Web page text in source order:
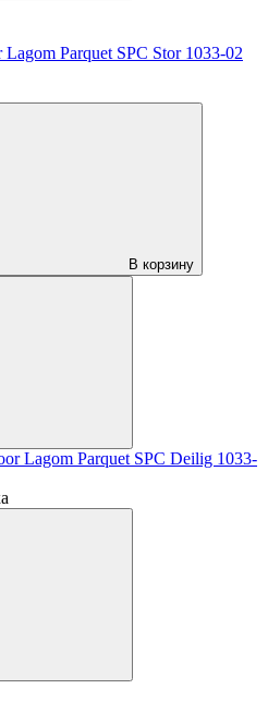
Parquet SPC Stor 1033-02
В корзину